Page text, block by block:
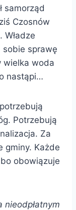
samorząd
Czosnów
sobie sprawę
wielka woda
nastąpi…
Potrzebują
Za
gminy. Każde
obowiązuje
nieodpłatnym